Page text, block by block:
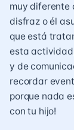
muy diferente
disfraz o él
que está
esta
y de
recordar
porque nada
con tu hijo!